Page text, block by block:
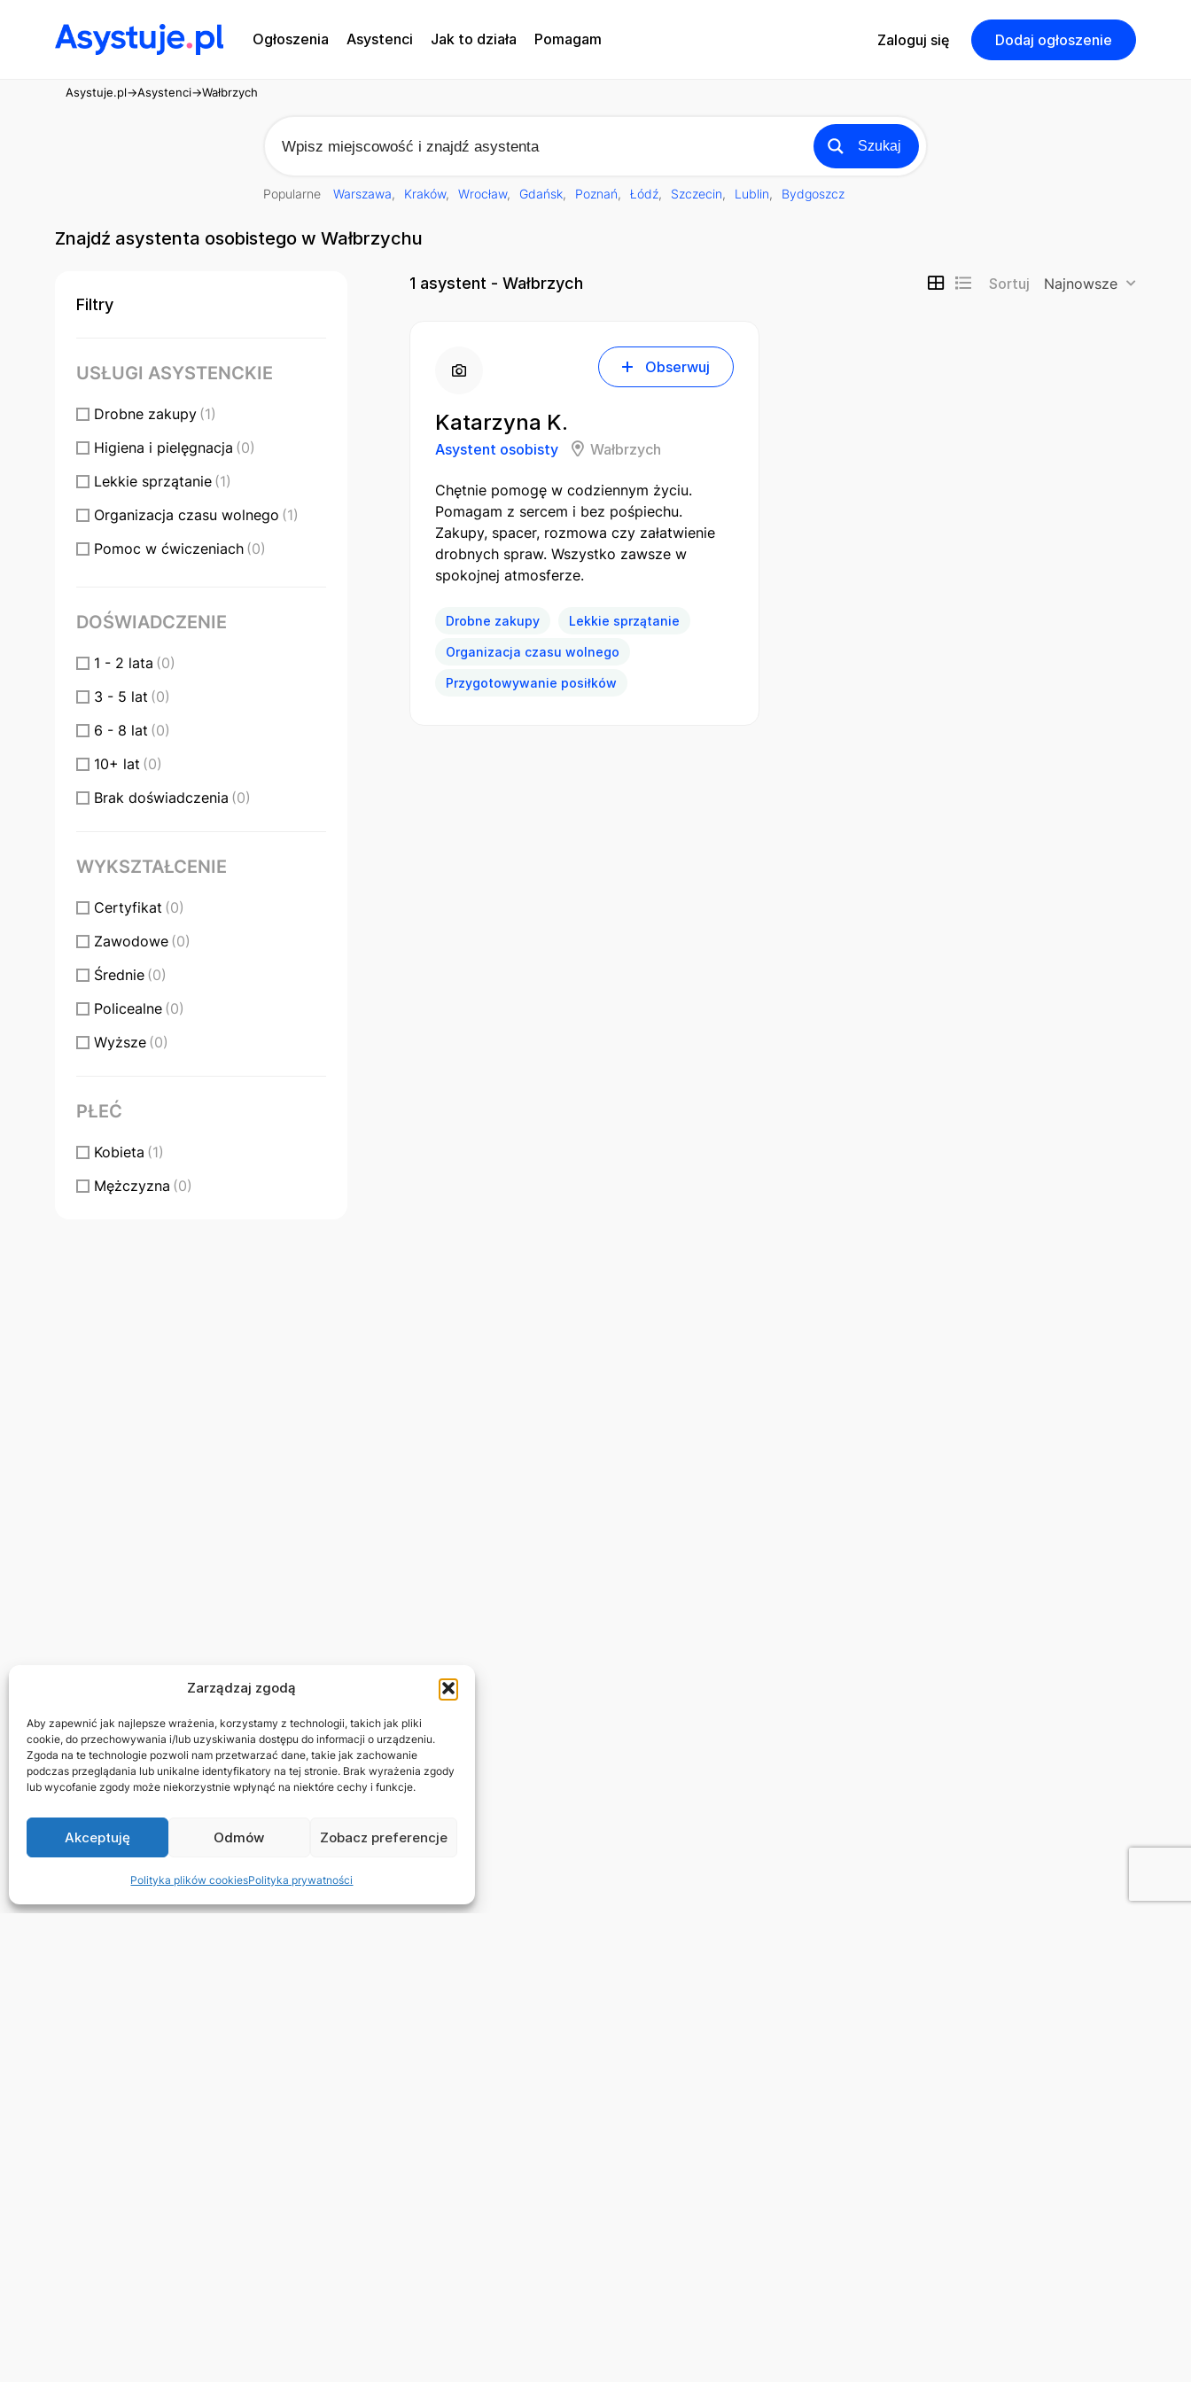
Zarządzaj zgodą
Aby zapewnić jak najlepsze wrażenia, korzystamy z technologii, takich jak pliki
cookie, do przechowywania i/lub uzyskiwania dostępu do informacji o urządzeniu.
Zgoda na te technologie pozwoli nam przetwarzać dane, takie jak zachowanie
podczas przeglądania lub unikalne identyfikatory na tej stronie. Brak wyrażenia zgody
lub wycofanie zgody może niekorzystnie wpłynąć na niektóre cechy i funkcje.
Akceptuję Odmów Zobacz preferencje
Polityka plików cookiesPolityka prywatności
Ogłoszenia Asystenci Jak to działa Pomagam Zaloguj się Dodaj ogłoszenie
Asystuje.pl→Asystenci→Wałbrzych
Szukaj
Popularne Warszawa Kraków Wrocław Gdańsk Poznań Łódź Szczecin Lublin Bydgoszcz
Znajdź asystenta osobistego w Wałbrzychu
Filtry
USŁUGI ASYSTENCKIE
Drobne zakupy (1)
Higiena i pielęgnacja (0)
Lekkie sprzątanie (1)
Organizacja czasu wolnego (1)
Pomoc w ćwiczeniach (0)
Wsparcie w wyjazdach
DOŚWIADCZENIE
1 - 2 lata (0)
3 - 5 lat (0)
6 - 8 lat (0)
10+ lat (0)
Brak doświadczenia (0)
WYKSZTAŁCENIE
Certyfikat (0)
Zawodowe (0)
Średnie (0)
Policealne (0)
Wyższe (0)
PŁEĆ
Kobieta (1)
Mężczyzna (0)
1 asystent - Wałbrzych Sortuj Najnowsze
Obserwuj
Katarzyna K.
Asystent osobisty Wałbrzych
Chętnie pomogę w codziennym życiu.
Pomagam z sercem i bez pośpiechu.
Zakupy, spacer, rozmowa czy załatwienie
drobnych spraw. Wszystko zawsze w
spokojnej atmosferze.
Drobne zakupy Lekkie sprzątanie
Organizacja czasu wolnego
Przygotowywanie posiłków